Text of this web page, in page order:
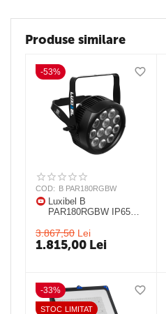
Produse similare
-53%
COD: B PAR180RGBW
Luxibel B
PAR180RGBW IP65
3.867,50 Lei
1.815,00 Lei
-33%
STOC LIMITAT